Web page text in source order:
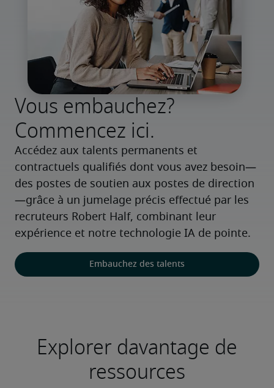
Vous embauchez?
Commencez ici.
Accédez aux talents permanents et
contractuels qualifiés dont vous avez besoin—
des postes de soutien aux postes de direction
—grâce à un jumelage précis effectué par les
recruteurs Robert Half, combinant leur
expérience et notre technologie IA de pointe.
Embauchez des talents
Explorer davantage de
ressources